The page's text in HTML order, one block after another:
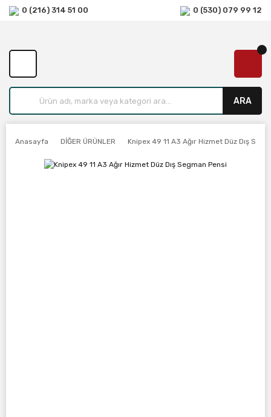
0 (216) 314 51 00 0 (530) 079 99 12
ARA
Anasayfa DİĞER ÜRÜNLER Knipex 49 11 A3 Ağır Hizmet Düz Dış